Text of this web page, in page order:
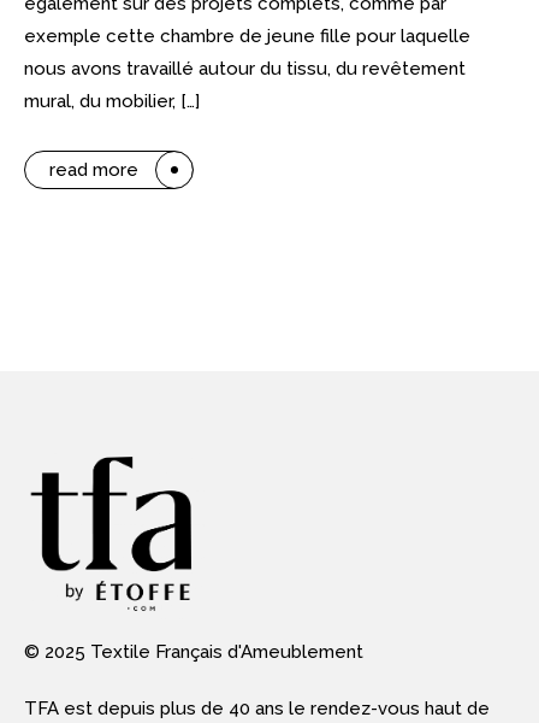
exemple cette chambre de jeune fille pour laquelle
nous avons travaillé autour du tissu, du revêtement
mural, du mobilier, […]
read more
© 2025 Textile Français d'Ameublement
TFA est depuis plus de 40 ans le rendez-vous haut de